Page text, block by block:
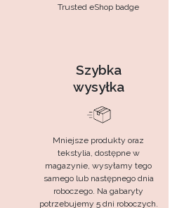
Trusted eShop badge
Szybka
wysyłka
Mniejsze produkty oraz
tekstylia, dostępne w
magazynie, wysyłamy tego
samego lub następnego dnia
roboczego. Na gabaryty
potrzebujemy 5 dni roboczych.